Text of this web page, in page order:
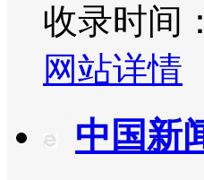
收录时间
网站详情
中国新